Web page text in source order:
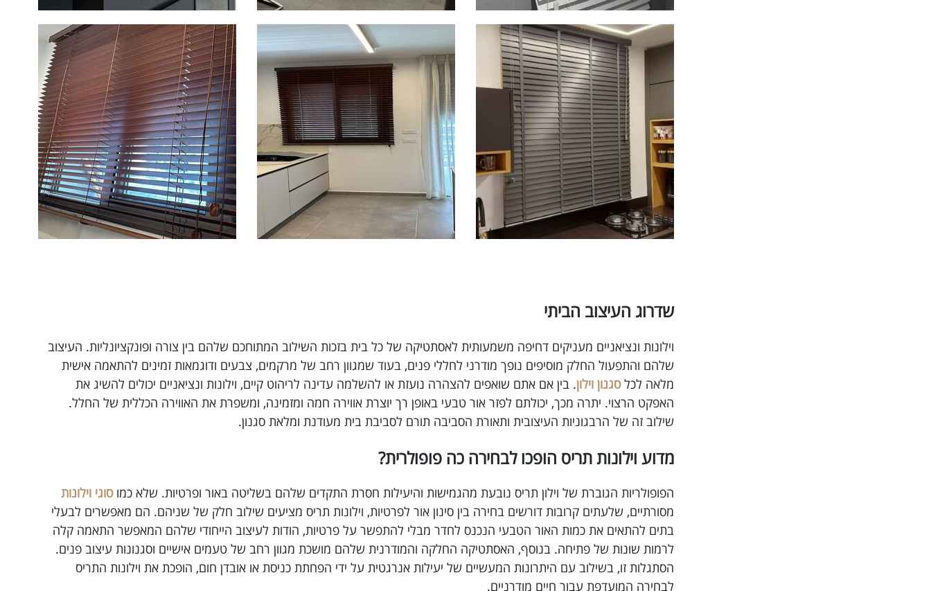
שדרוג העיצוב הביתי
וילונות ונציאניים מעניקים דחיפה משמעותית לאסתטיקה של כל בית בזכות השילוב המתוחכם שלהם בין צורה ופונקציונליות. העיצוב
שלהם והתפעול החלק מוסיפים נופך מודרני לחללי פנים, בעוד שמגוון רחב של מרקמים, צבעים ודוגמאות זמינים להתאמה אישית
מלאה לכלסגנון וילון. בין אם אתם שואפים להצהרה נועזת או להשלמה עדינה לריהוט קיים, וילונות ונציאניים יכולים להשיג את
האפקט הרצוי. יתרה מכך, יכולתם לפזר אור טבעי באופן רך יוצרת אווירה חמה ומזמינה, ומשפרת את האווירה הכללית של החלל.
שילוב זה של הרבגוניות העיצובית ותאורת הסביבה תורם לסביבת בית מעודנת ומלאת סגנון.
מדוע וילונות תריס הופכו לבחירה כה פופולרית?
הפופולריות הגוברת של וילון תריס נובעת מהגמישות והיעילות חסרת התקדים שלהם בשליטה באור ופרטיות. שלא כמוסוגי וילונות
מסורתיים, שלעתים קרובות דורשים בחירה בין סינון אור לפרטיות, וילונות תריס מציעים שילוב חלק של שניהם. הם מאפשרים לבעלי
בתים להתאים את כמות האור הטבעי הנכנס לחדר מבלי להתפשר על פרטיות, הודות לעיצוב הייחודי שלהם המאפשר התאמה קלה
לרמות שונות של פתיחה. בנוסף, האסתטיקה החלקה והמודרנית שלהם מושכת מגוון רחב של טעמים אישיים וסגנונות עיצוב פנים.
הסתגלות זו, בשילוב עם היתרונות המעשיים של יעילות אנרגטית על ידי הפחתת כניסת או אובדן חום, הופכת את וילונות התריס
לבחירה המועדפת עבור חיים מודרניים.